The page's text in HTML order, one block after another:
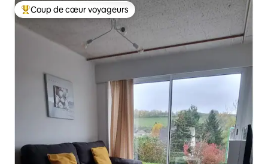
Coups de cœur voyageurs les plus appréciés
Coup de cœur voyageurs